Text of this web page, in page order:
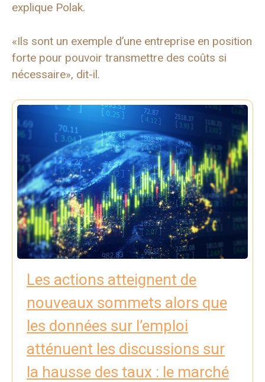
explique Polak.
«Ils sont un exemple d’une entreprise en position
forte pour pouvoir transmettre des coûts si
nécessaire», dit-il.
Les actions atteignent de
nouveaux sommets alors que
les données sur l’emploi
atténuent les discussions sur
la hausse des taux : le marché